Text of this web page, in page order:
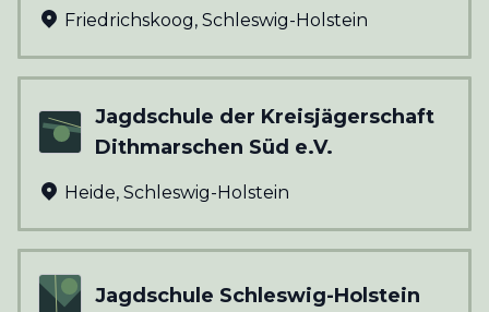
Friedrichskoog, Schleswig-Holstein
Jagdschule der Kreisjägerschaft
Dithmarschen Süd e.V.
Heide, Schleswig-Holstein
Jagdschule Schleswig-Holstein